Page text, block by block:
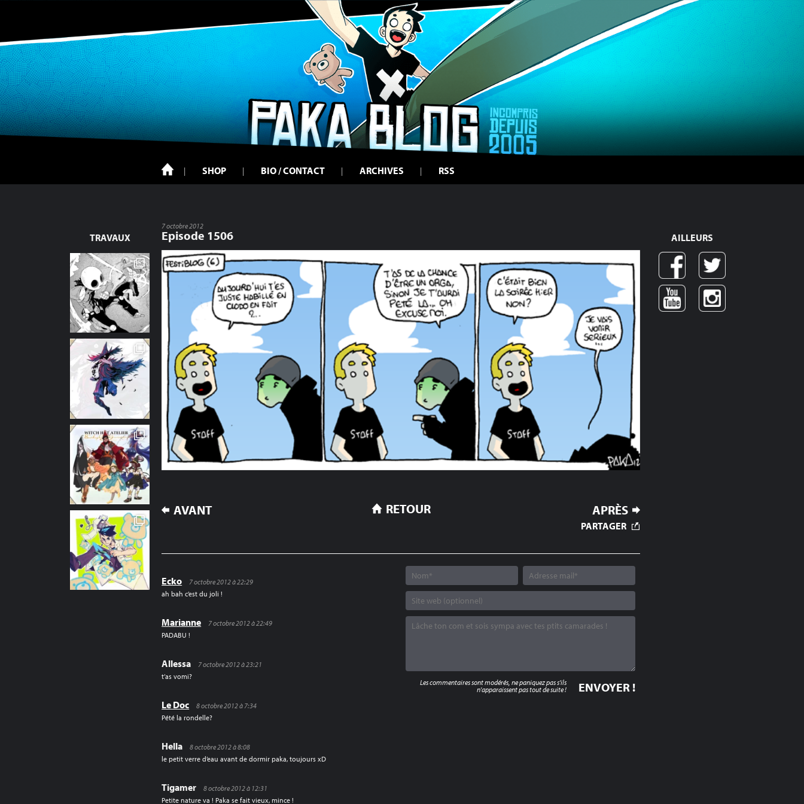
SHOP BIO / CONTACT ARCHIVES RSS
TRAVAUX
7 octobre 2012
Episode 1506
NAVIGATION
AVANT APRÈS
RETOUR
PARTAGER
Ecko
7 octobre 2012 à 22:29
ah bah c’est du joli !
Marianne
7 octobre 2012 à 22:49
PADABU !
Allessa
7 octobre 2012 à 23:21
t’as vomi?
Le Doc
8 octobre 2012 à 7:34
Pété la rondelle?
Hella
8 octobre 2012 à 8:08
le petit verre d’eau avant de dormir paka, toujours xD
Tigamer
8 octobre 2012 à 12:31
Petite nature va ! Paka se fait vieux, mince !
Les commentaires sont modérés, ne paniquez pas s'ils
n'apparaissent pas tout de suite !
AILLEURS